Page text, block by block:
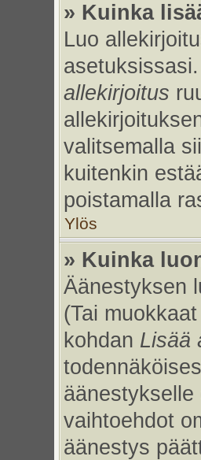
» Kuinka
Luo
allekirjoitus
valitsemalla
kuitenkin
poistamalla
Ylös
» Kuinka
Äänestyksen
(Tai
kohdan Lisää
vaihtoehdot
äänestys